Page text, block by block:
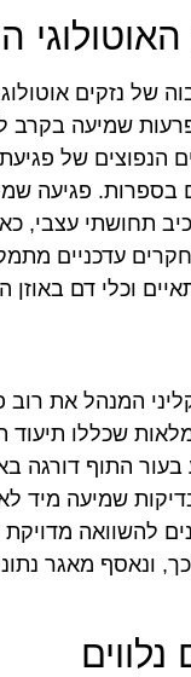
של נזקים
שמיעה בקרב
הנפוצים של
בספרות. פגיעה
תחושתי עצבי,
עדכניים
וכלי דם
המנהל את רוב
שכללו תיעוד
התוף דורגה
שמיעה מיד
להשוואה
ונאסף מאגר